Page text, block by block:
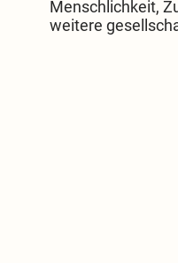
Menschlichkeit,
weitere